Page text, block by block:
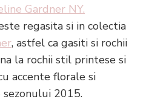
Gardner NY.
regasita si in colectia
, astfel ca gasiti si rochii
la rochii stil printese si
accente florale si
2015.